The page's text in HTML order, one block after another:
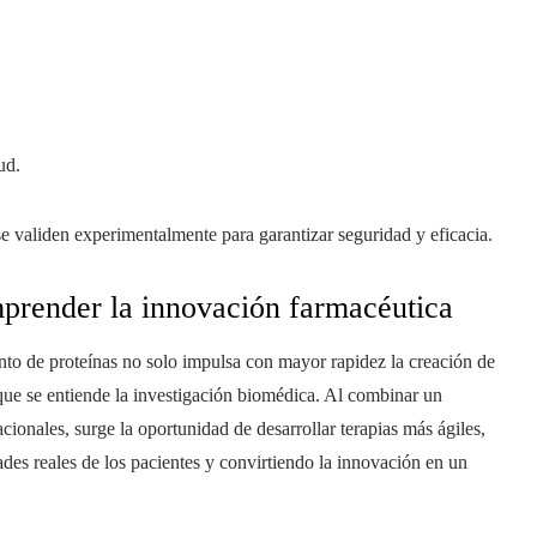
validen experimentalmente para garantizar seguridad y eficacia.
la innovación farmacéutica
de proteínas no solo impulsa con mayor rapidez la creación de
se entiende la investigación biomédica. Al combinar un
surge la oportunidad de desarrollar terapias más ágiles,
reales de los pacientes y convirtiendo la innovación en un